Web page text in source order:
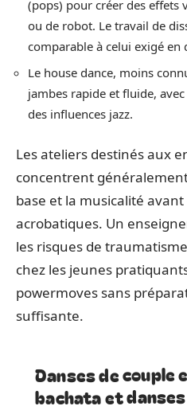
(pops) pour créer des effets
ou de robot. Le travail de
comparable à celui exigé en
Le house dance, moins
jambes rapide et fluide,
des influences jazz.
Les ateliers destinés aux
concentrent
base et la musicalité
acrobatiques. Un
les risques de
chez les jeunes
powermoves sans
suffisante.
Danses de couple
bachata et